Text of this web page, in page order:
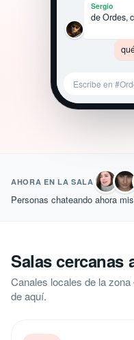
Sergio
de Ordes,
Escribe en
AHORA EN LA SALA
Personas chateando ahora
Salas cercanas
Canales locales de la
de aquí.